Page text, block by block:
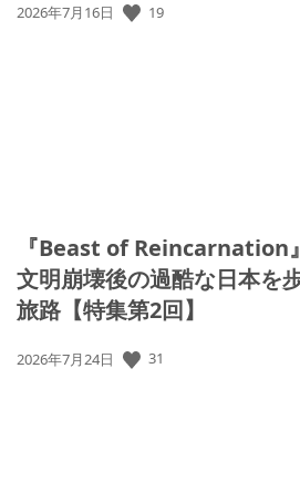
公
2026年7月16日 19
『Beast of Reincarnation
文明崩壊後の過酷な日本を
旅路【特集第2回】
公
2026年7月24日 31